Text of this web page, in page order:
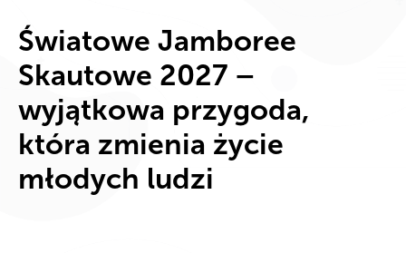
Światowe Jamboree
Skautowe 2027 –
wyjątkowa przygoda,
która zmienia życie
młodych ludzi